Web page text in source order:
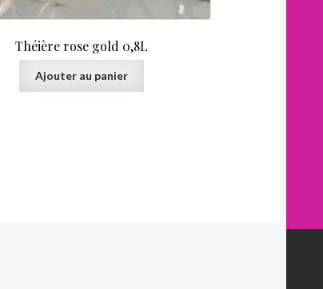
Théière rose gold 0,8L
Ajouter au panier